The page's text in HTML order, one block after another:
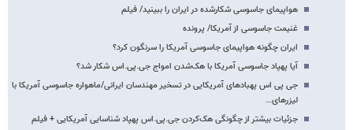
هواپیمای جاسوسی شکارشده در ایران را ببینید/ فیلم
غنیمت جاسوسی از آمریکا/ پرونده
ایران چگونه هواپیمای جاسوسی آمریکا را سرنگون کرد؟
آیا پهپاد جاسوسی آمریکا با هک‌شدن امواج جی.پی.اس شکار شد؟
جی پی اس پهباد‌های آمریکایی در تسخیر مهندسان ایرانی/ماهواره جاسوسی آمریکا با
لیزرهای…
جزئیات بیشتر از چگونگی هک‌کردن جی.پی.اس پهپاد شناسایی آمریکایی + فیلم